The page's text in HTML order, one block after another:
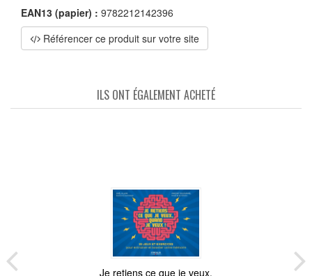
EAN13 (papier) : 9782212142396
Référencer ce produit sur votre site
ILS ONT ÉGALEMENT ACHETÉ
Je retiens ce que je veux,